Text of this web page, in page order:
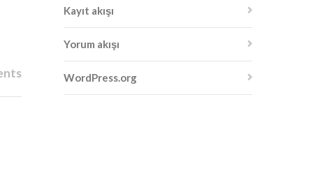
Kayıt akışı
Yorum akışı
WordPress.org